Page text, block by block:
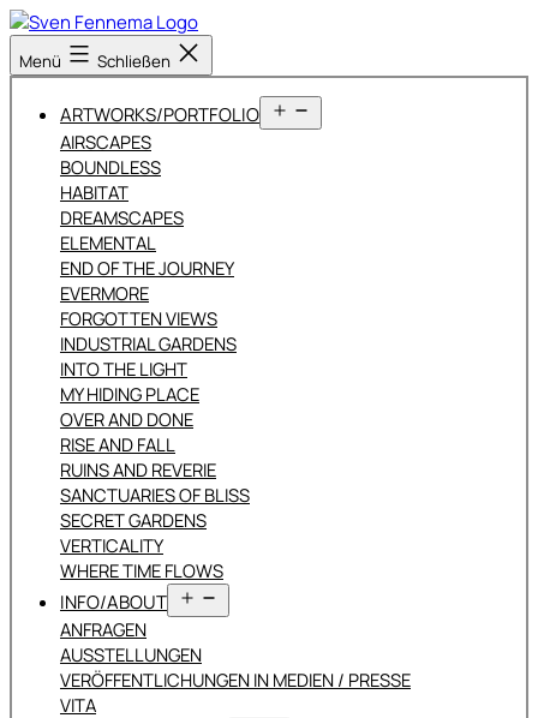
Zum
Inhalt
springen
Sven
Fennema
Menü Schließen
ARTWORKS/PORTFOLIO
öffnen
AIRSCAPES
BOUNDLESS
HABITAT
DREAMSCAPES
ELEMENTAL
END OF THE JOURNEY
EVERMORE
FORGOTTEN VIEWS
INDUSTRIAL GARDENS
INTO THE LIGHT
MY HIDING PLACE
OVER AND DONE
RISE AND FALL
RUINS AND REVERIE
SANCTUARIES OF BLISS
SECRET GARDENS
VERTICALITY
WHERE TIME FLOWS
INFO/ABOUT
öffnen
ANFRAGEN
AUSSTELLUNGEN
VERÖFFENTLICHUNGEN IN MEDIEN / PRESSE
VITA